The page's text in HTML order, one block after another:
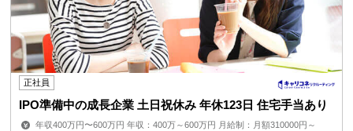
正社員
IPO準備中の成長企業 土日祝休み 年休123日 住宅手当あり
年収400万円〜600万円 年収：400万～600万円 月給制：月額310000円～